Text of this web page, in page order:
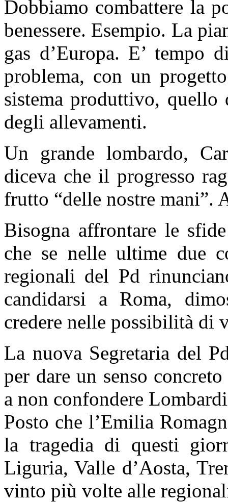
Dobbiamo combattere la
benessere. Esempio. La
gas d’Europa. E’ tempo
problema, con un
sistema produttivo, quello
degli allevamenti.
Un grande lombardo,
diceva che il progresso
frutto “delle nostre mani”.
Bisogna affrontare le
che se nelle ultime due
regionali del Pd
candidarsi a Roma,
credere nelle possibilità di
La nuova Segretaria del
per dare un senso
a non confondere
Posto che l’Emilia
la tragedia di questi
Liguria, Valle d’Aosta,
vinto più volte alle